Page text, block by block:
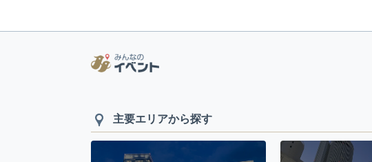
主要エリアから探す